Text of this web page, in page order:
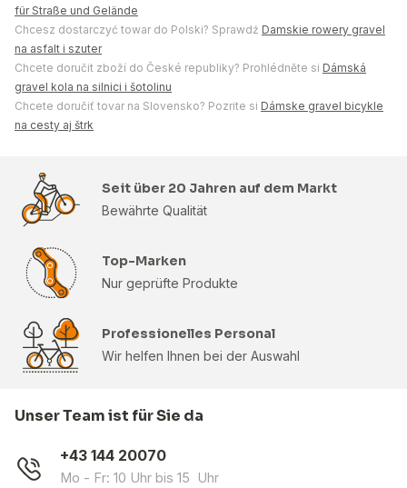
für Straße und Gelände
Chcesz dostarczyć towar do Polski? Sprawdź Damskie rowery gravel
na asfalt i szuter
Chcete doručit zboží do České republiky? Prohlédněte si Dámská
gravel kola na silnici i šotolinu
Chcete doručiť tovar na Slovensko? Pozrite si Dámske gravel bicykle
na cesty aj štrk
Seit über 20 Jahren auf dem Markt
Bewährte Qualität
Top-Marken
Nur geprüfte Produkte
Professionelles Personal
Wir helfen Ihnen bei der Auswahl
Unser Team ist für Sie da
+43 144 20070
Mo - Fr: 10 Uhr bis 15 Uhr